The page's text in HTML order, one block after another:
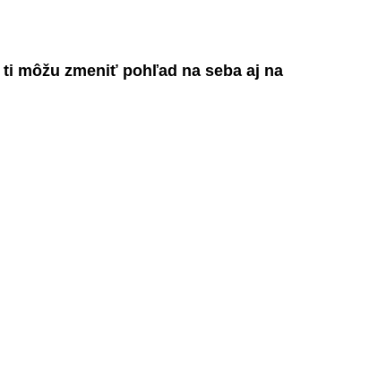
ti môžu zmeniť pohľad na seba aj na